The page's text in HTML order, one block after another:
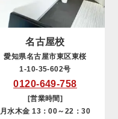
名古屋校
愛知県名古屋市東区東桜
1-10-35-602号
0120-649-758
[営業時間]
月水木金 13：00～22：30